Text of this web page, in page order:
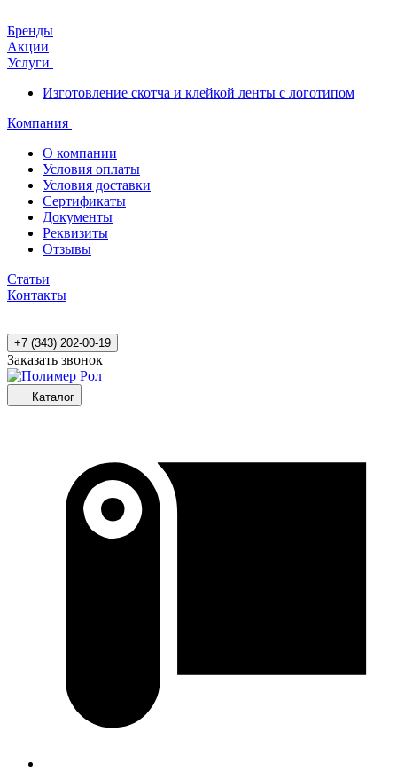
Бренды
Акции
Услуги
Изготовление скотча и клейкой ленты с логотипом
Компания
О компании
Условия оплаты
Условия доставки
Сертификаты
Документы
Реквизиты
Отзывы
Статьи
Контакты
+7 (343) 202-00-19
Заказать звонок
Каталог